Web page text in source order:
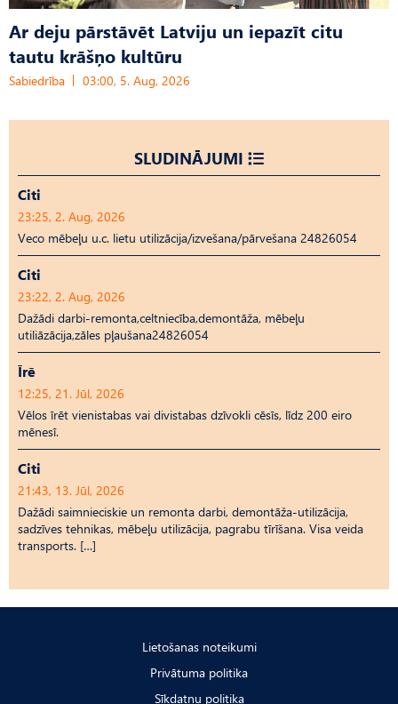
Ar deju pārstāvēt Latviju un iepazīt citu
tautu krāšņo kultūru
Sabiedrība 03:00, 5. Aug, 2026
SLUDINĀJUMI
Citi
23:25, 2. Aug, 2026
Veco mēbeļu u.c. lietu utilizācija/izvešana/pārvešana 24826054
Citi
23:22, 2. Aug, 2026
Dažādi darbi-remonta,celtniecība,demontāža, mēbeļu
utiliāzācija,zāles pļaušana24826054
Īrē
12:25, 21. Jūl, 2026
Vēlos īrēt vienistabas vai divistabas dzīvokli cēsīs, līdz 200 eiro
mēnesī.
Citi
21:43, 13. Jūl, 2026
Dažādi saimnieciskie un remonta darbi, demontāža-utilizācija,
sadzīves tehnikas, mēbeļu utilizācija, pagrabu tīrīšana. Visa veida
transports. […]
Lietošanas noteikumi
Privātuma politika
Sīkdatņu politika